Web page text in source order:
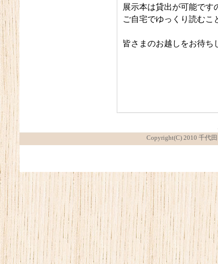
展示本は貸出が可能です
ご自宅でゆっくり読むこ
皆さまのお越しをお待ち
Copyright(C) 2010 千代